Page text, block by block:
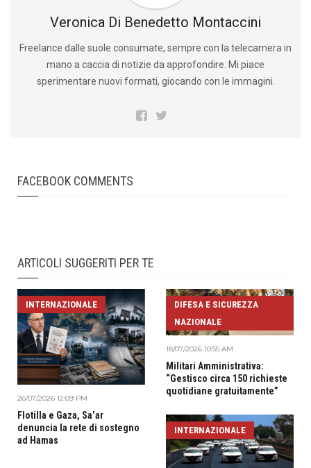
Veronica Di Benedetto Montaccini
Freelance dalle suole consumate, sempre con la telecamera in
mano a caccia di notizie da approfondire. Mi piace
sperimentare nuovi formati, giocando con le immagini.
FACEBOOK COMMENTS
ARTICOLI SUGGERITI PER TE
INTERNAZIONALE
26/07/2026 12:09 PM
Flotilla e Gaza, Sa’ar
denuncia la rete di sostegno
ad Hamas
DIFESA E SICUREZZA
NAZIONALE
18/07/2026 10:55 AM
Militari Amministrativa:
“Gestisco circa 150 richieste
quotidiane gratuitamente”
INTERNAZIONALE